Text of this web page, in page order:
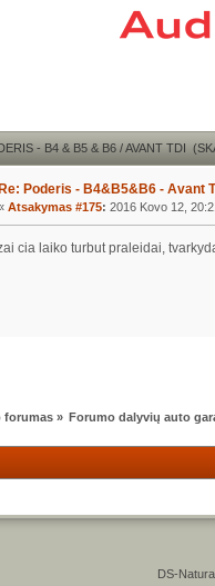
- B4 & B5 & B6 / AVANT TDI
Re: Poderis - B4&B5&B6 - Avant
Atsakymas #175: 2016 Kovo 12,
cia laiko turbut praleidai,
forumas» Forumo dalyvių auto
DS-